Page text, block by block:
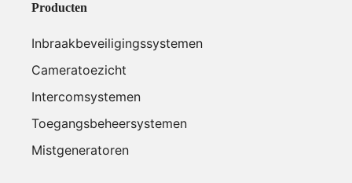
Producten
Inbraakbeveiligingssystemen
Cameratoezicht
Intercomsystemen
Toegangsbeheersystemen
Mistgeneratoren